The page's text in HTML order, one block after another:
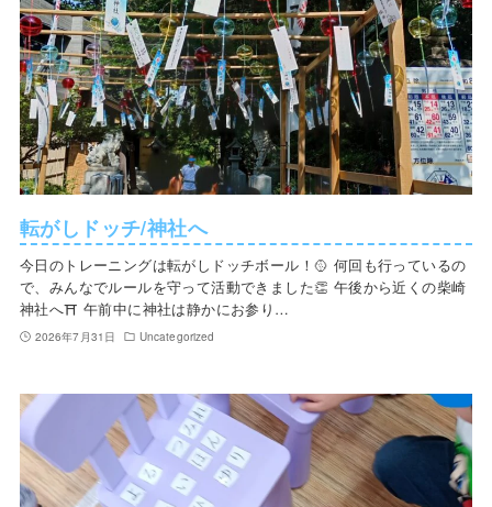
転がしドッチ/神社へ
今日のトレーニングは転がしドッチボール！🥎 何回も行っているの
で、みんなでルールを守って活動できました👏 午後から近くの柴崎
神社へ⛩ 午前中に神社は静かにお参り…
2026年7月31日 Uncategorized